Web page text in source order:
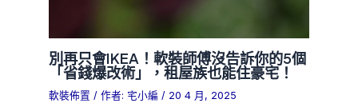
別再只會IKEA！軟裝師傅沒告訴你的5個
「省錢爆改術」，租屋族也能住豪宅！
軟裝佈置 / 作者: 宅小編 / 20 4 月, 2025